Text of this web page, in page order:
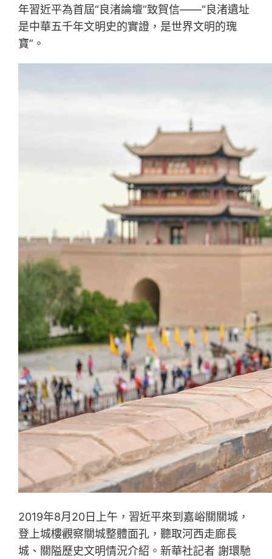
年習近平為首屆“良渚論壇”致賀信——“良渚遺址
是中華五千年文明史的實證，是世界文明的瑰
寶”。
2019年8月20日上午，習近平來到嘉峪關關城，
登上城樓觀察關城整體面孔，聽取河西走廊長
城、關隘歷史文明情況介紹。新華社記者 謝環馳